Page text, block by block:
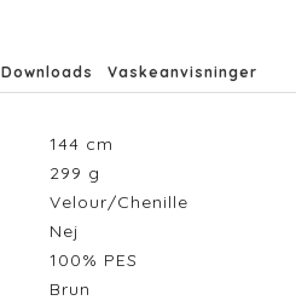
Downloads Vaskeanvisninger
144 cm
299 g
Velour/Chenille
Nej
100% PES
Brun